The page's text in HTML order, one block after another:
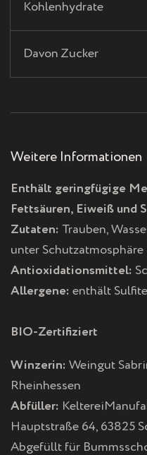
R
L
E
D
O
R
N
F
E
Kohlenhydrate
Davon Zucker
Weitere Informationen
Enthält geringfügige
Fettsäuren, Eiweiß und
Zutaten: Trauben,
unter
Antioxidationsmittel:
Allergene: enthält Sulfite
BIO-Zertifiziert
Winzerin: Weingut
Rheinhessen
Abfüller:
Hauptstraße 64, 63825
Abgefüllt für